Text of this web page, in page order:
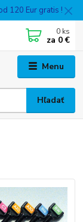
120 Eur gratis !
Menu
Hľadať
0 ks
za 0 €